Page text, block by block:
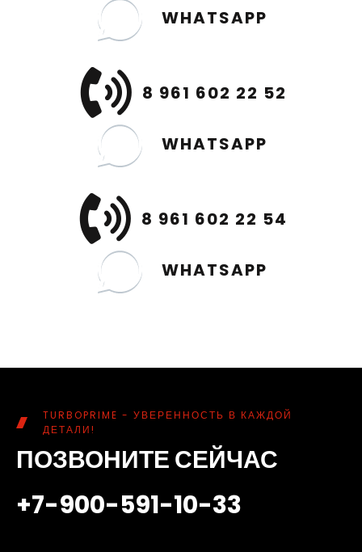
WHATSAPP
8 961 602 22 52
WHATSAPP
8 961 602 22 54
WHATSAPP
TURBOPRIME - УВЕРЕННОСТЬ В КАЖДОЙ
ДЕТАЛИ!
ПОЗВОНИТЕ СЕЙЧАС
+7-900-591-10-33